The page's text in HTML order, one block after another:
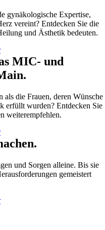
gynäkologische Expertise,
vereint? Entdecken Sie die
und Ästhetik bedeuten.
MIC- und
als die Frauen, deren Wünsche
erfüllt wurden? Entdecken Sie
weiterempfehlen.
und Sorgen alleine. Bis sie
gemeistert